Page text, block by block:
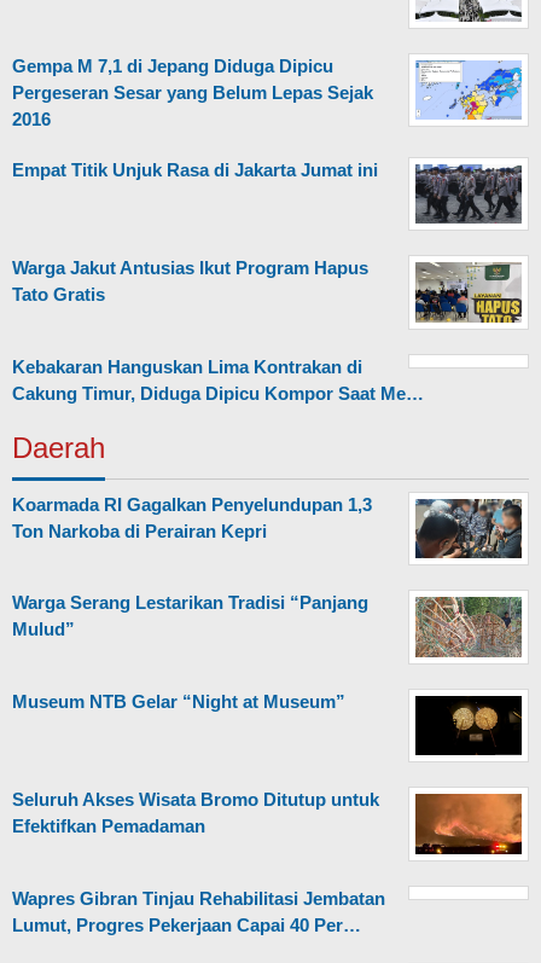
Gempa M 7,1 di Jepang Diduga Dipicu
Pergeseran Sesar yang Belum Lepas Sejak
2016
Empat Titik Unjuk Rasa di Jakarta Jumat ini
Warga Jakut Antusias Ikut Program Hapus
Tato Gratis
Kebakaran Hanguskan Lima Kontrakan di
Cakung Timur, Diduga Dipicu Kompor Saat Me…
Daerah
Koarmada RI Gagalkan Penyelundupan 1,3
Ton Narkoba di Perairan Kepri
Warga Serang Lestarikan Tradisi “Panjang
Mulud”
Museum NTB Gelar “Night at Museum”
Seluruh Akses Wisata Bromo Ditutup untuk
Efektifkan Pemadaman
Wapres Gibran Tinjau Rehabilitasi Jembatan
Lumut, Progres Pekerjaan Capai 40 Per…